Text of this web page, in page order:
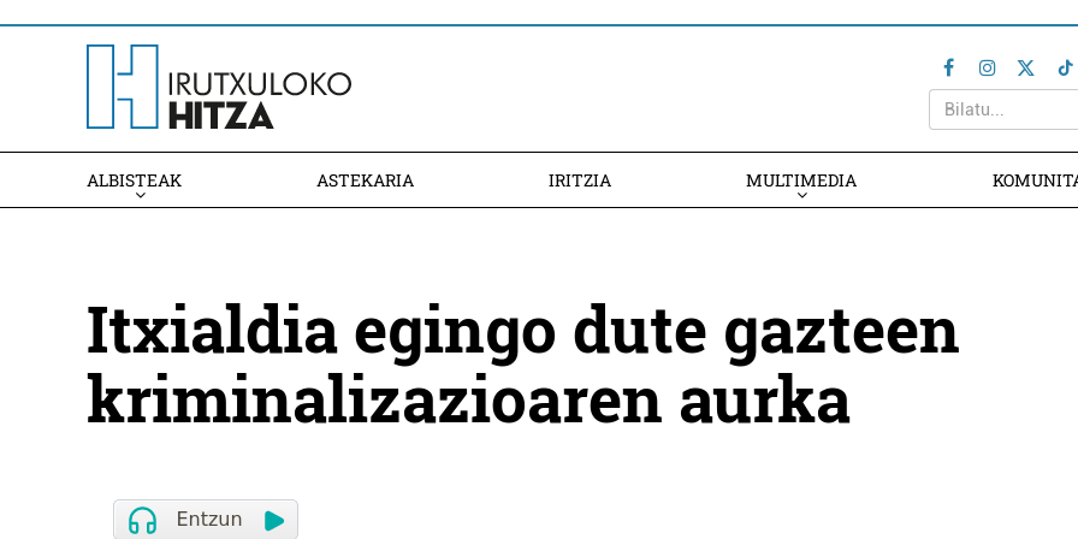
ALBISTEAK ASTEKARIA IRITZIA MULTIMEDIA
Itxialdia egingo dute gazteen
kriminalizazioaren aurka